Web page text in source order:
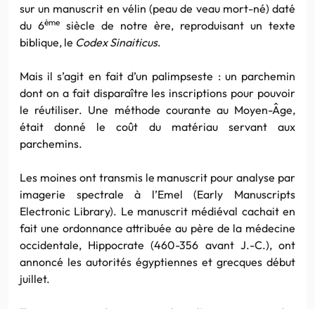
sur un manuscrit en vélin (peau de veau mort-né) daté
du 6ème siècle de notre ère, reproduisant un texte
biblique, le Codex Sinaiticus.
Mais il s’agit en fait d’un palimpseste : un parchemin
dont on a fait disparaître les inscriptions pour pouvoir
le réutiliser. Une méthode courante au Moyen-Âge,
était donné le coût du matériau servant aux
parchemins.
Les moines ont transmis le manuscrit pour analyse par
imagerie spectrale à l’Emel (Early Manuscripts
Electronic Library). Le manuscrit médiéval cachait en
fait une ordonnance attribuée au père de la médecine
occidentale, Hippocrate (460-356 avant J.-C.), ont
annoncé les autorités égyptiennes et grecques début
juillet.